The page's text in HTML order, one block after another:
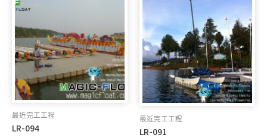
最近完工工程
LR-094
最近完工工程
LR-091